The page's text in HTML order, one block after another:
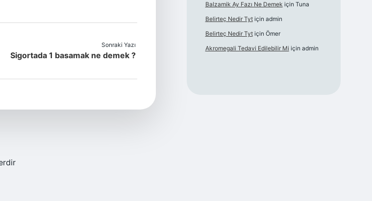
Sonraki Yazı
Sigortada 1 basamak ne demek ?
Balzamik Ay Fazı Ne Demek için Tuna
Belirteç Nedir Tytiçin admin
Belirteç Nedir Tytiçin Ömer
Akromegali Tedavi Edilebilir Mi için admin